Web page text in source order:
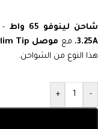
شاحن لينوفو 65 واط –
3.25A، مع موصل Slim Tip
هذا النوع من الشواحن.
-
+